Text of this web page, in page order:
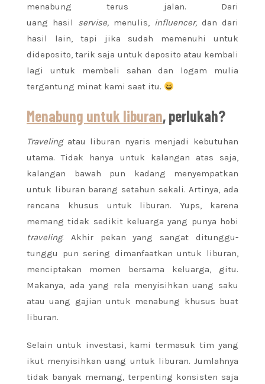
menabung terus jalan. Dari
uang hasil servise, menulis, influencer, dan dari
hasil lain, tapi jika sudah memenuhi untuk
dideposito, tarik saja untuk deposito atau kembali
lagi untuk membeli sahan dan logam mulia
tergantung minat kami saat itu.
Menabung untuk liburan, perlukah?
Traveling atau liburan nyaris menjadi kebutuhan
utama. Tidak hanya untuk kalangan atas saja,
kalangan bawah pun kadang menyempatkan
untuk liburan barang setahun sekali. Artinya, ada
rencana khusus untuk liburan. Yups, karena
memang tidak sedikit keluarga yang punya hobi
traveling. Akhir pekan yang sangat ditunggu-
tunggu pun sering dimanfaatkan untuk liburan,
menciptakan momen bersama keluarga, gitu.
Makanya, ada yang rela menyisihkan uang saku
atau uang gajian untuk menabung khusus buat
liburan.
Selain untuk investasi, kami termasuk tim yang
ikut menyisihkan uang untuk liburan. Jumlahnya
tidak banyak memang, terpenting konsisten saja